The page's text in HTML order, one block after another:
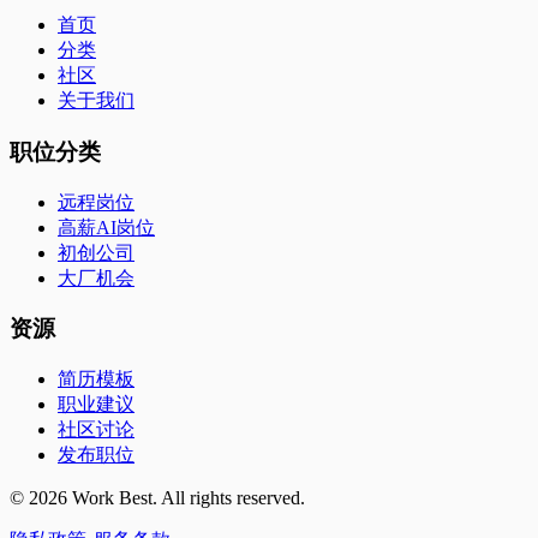
首页
分类
社区
关于我们
职位分类
远程岗位
高薪AI岗位
初创公司
大厂机会
资源
简历模板
职业建议
社区讨论
发布职位
© 2026 Work Best. All rights reserved.